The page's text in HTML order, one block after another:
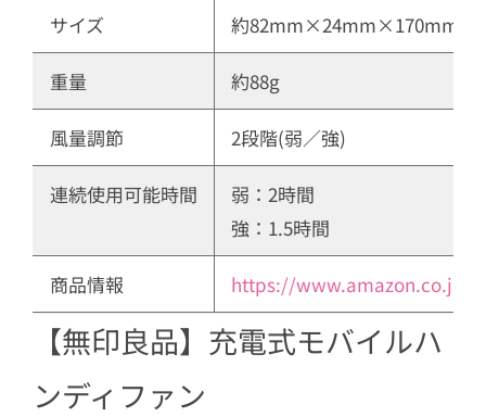
サイズ 約82mm×24mm×170mm
重量 約88g
風量調節 2段階(弱／強)
連続使用可能時間
弱：2時間
強：1.5時間
商品情報 https://www.amazon.co.jp/
【無印良品】充電式モバイルハ
ンディファン